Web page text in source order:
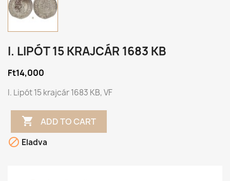
I. LIPÓT 15 KRAJCÁR 1683 KB
Ft14,000
I. Lipót 15 krajcár 1683 KB, VF
 ADD TO CART
 Eladva